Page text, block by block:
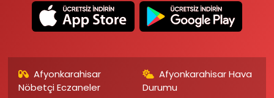
Afyonkarahisar
Nöbetçi Eczaneler
Afyonkarahisar Hava
Durumu